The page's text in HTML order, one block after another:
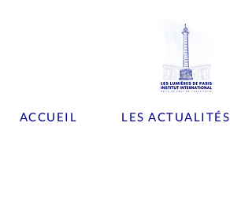
ACCUEIL LES ACTUALITÉS